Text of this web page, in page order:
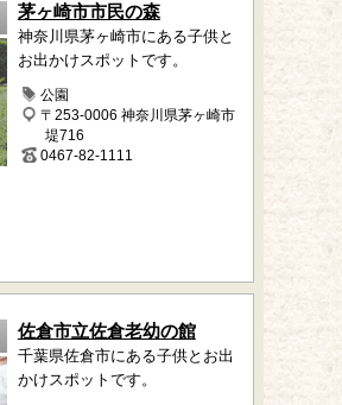
茅ヶ崎市市民の森
神奈川県茅ヶ崎市にある子供と
お出かけスポットです。
公園
〒253-0006 神奈川県茅ヶ崎市
堤716
0467-82-1111
佐倉市立佐倉老幼の館
千葉県佐倉市にある子供とお出
かけスポットです。